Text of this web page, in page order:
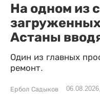
На одном из
Астаны
Один из главных
ремонт.
Ербол Садыков